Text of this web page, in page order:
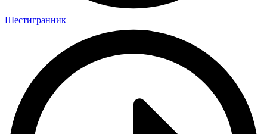
Шестигранник